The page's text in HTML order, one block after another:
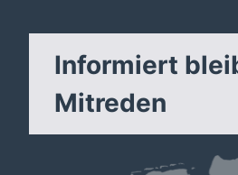
Informiert
Mitreden